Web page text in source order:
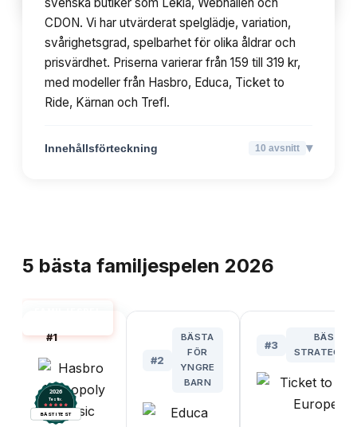
CDON. Vi har utvärderat spelglädje, variation,
svårighetsgrad, spelbarhet för olika åldrar och
prisvärdhet. Priserna varierar från 159 till 319 kr,
med modeller från Hasbro, Educa, Ticket to
Ride, Kärnan och Trefl.
Innehållsförteckning 10 avsnitt ▾
5 bästa familjespelen 2026
#1
2026
Testix.
BÄST I TEST
#2
BÄSTA
FÖR
YNGRE
BARN
#3
BÄSTA